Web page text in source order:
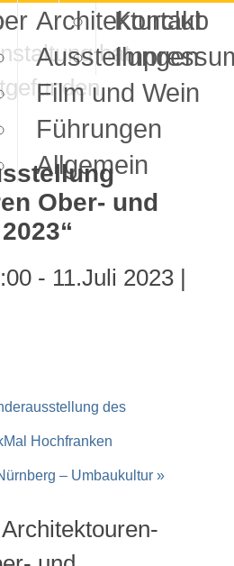
Architekturclub
Ausstellungen
Film und Wein
Führungen
Allgemein
Kontakt
hat
Ober- und
- 11.Juli 2023 |
des
Hochfranken
– Umbaukultur »